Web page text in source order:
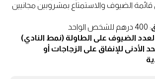
قائمة الضيوف والاستمتاع بمشروبين مجانيين
: 400 درهم للشخص الواحد
الضيوف على الطاولة (نمط النادي)
الأدنى للإنفاق على الزجاجات أو